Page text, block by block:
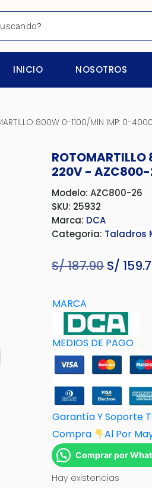
INICIO NOSOTROS
800W 0-1100/MIN IMP: 0-
220V -
Modelo: AZC800-26
SKU: 25932
Marca: DCA
Categoria: Taladros
S/187.90 El
era:
S/
S/
MARCA
MEDIOS DE PAGO
Garantía Y Soporte
Compra
Al Por M
Comprar por
Hay existencias